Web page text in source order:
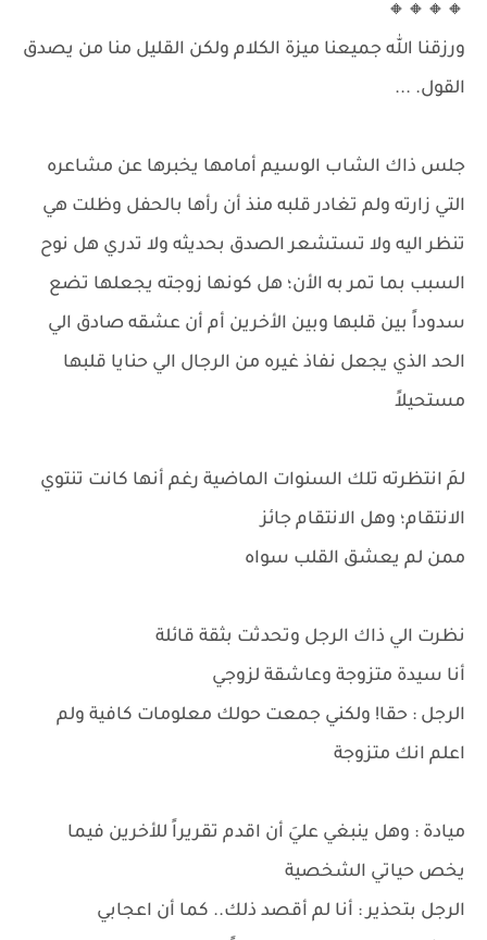
🔸🔸🔸🔸
ورزقنا الله جميعنا ميزة الكلام ولكن القليل منا من يصدق
القول. ...
جلس ذاك الشاب الوسيم أمامها يخبرها عن مشاعره
التي زارته ولم تغادر قلبه منذ أن رأها بالحفل وظلت هي
تنظر اليه ولا تستشعر الصدق بحديثه ولا تدري هل نوح
السبب بما تمر به الأن؛ هل كونها زوجته يجعلها تضع
سدوداً بين قلبها وبين الأخرين أم أن عشقه صادق الي
الحد الذي يجعل نفاذ غيره من الرجال الي حنايا قلبها
مستحيلاً
لمَ انتظرته تلك السنوات الماضية رغم أنها كانت تنتوي
الانتقام؛ وهل الانتقام جائز
ممن لم يعشق القلب سواه
نظرت الي ذاك الرجل وتحدثت بثقة قائلة
أنا سيدة متزوجة وعاشقة لزوجي
الرجل : حقا! ولكني جمعت حولك معلومات كافية ولم
اعلم انك متزوجة
ميادة : وهل ينبغي عليَ أن اقدم تقريراً للأخرين فيما
يخص حياتي الشخصية
الرجل بتحذير : أنا لم أقصد ذلك.. كما أن اعجابي